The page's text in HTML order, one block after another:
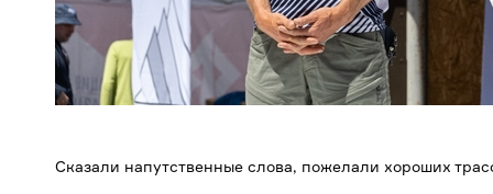
Сказали напутственные слова, пожелали хороших